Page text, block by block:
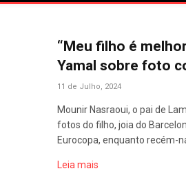
“Meu filho é
Yamal sobre foto
11 de Julho, 2024
Mounir Nasraoui, o pai de
fotos do filho, joia do
Eurocopa, enquanto recém-
Leia mais